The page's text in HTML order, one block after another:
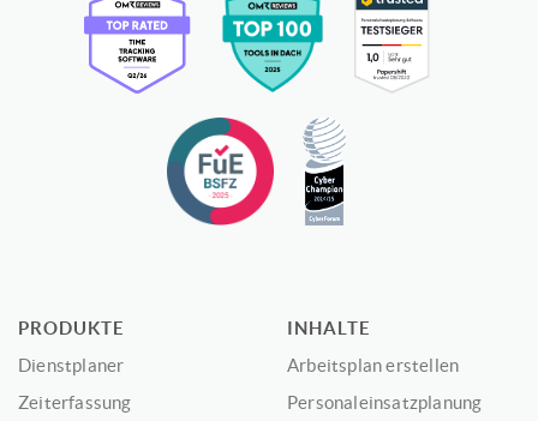
PRODUKTE
Dienstplaner
Zeiterfassung
INHALTE
Arbeitsplan erstellen
Personaleinsatzplanung